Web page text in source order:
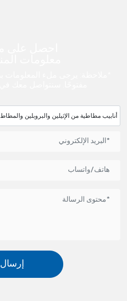
أنابيب مطاطية من الإثيلين والبروبلين والمطاط
إرسال